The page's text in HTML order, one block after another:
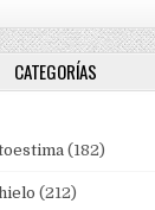
CATEGORÍAS
(182)
(212)